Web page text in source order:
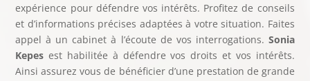
expérience pour défendre vos intérêts. Profitez de conseils
et d’informations précises adaptées à votre situation. Faites
appel à un cabinet à l’écoute de vos interrogations. Sonia
Kepesest habilitée à défendre vos droits et vos intérêts.
Ainsi assurez vous de bénéficier d’une prestation de grande